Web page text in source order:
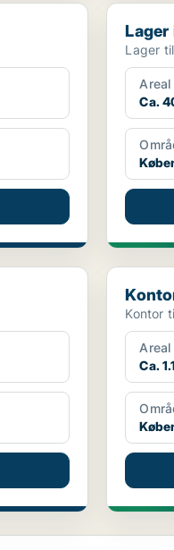
Lager i
Lager
Lager
Areal
Ca.
Kontor i
Kontor
Areal
Ca.